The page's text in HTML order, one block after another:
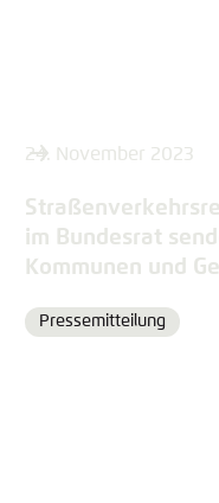
24. November 2023
im Bundesrat
Kommunen und
Format
Pressemitteilung